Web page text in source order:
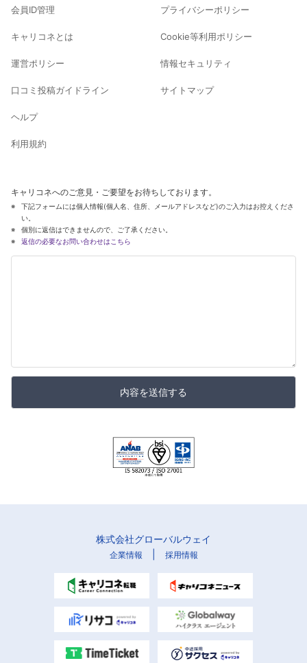
会員ID管理
キャリコネとは
運営ポリシー
口コミ投稿ガイドライン
ヘルプ
利用規約
プライバシーポリシー
Cookie等利用ポリシー
情報セキュリティ
サイトマップ
キャリコネへのご意見・ご要望をお待ちしております。
下記フォームには個人情報(個人名、住所、メールアドレスなど)のご入力はお控えくださ
い。
個別に返信はできませんので、ご了承ください。
返信の必要なお問い合わせはこちら
内容を送信する
株式会社グローバルウェイ
企業情報 採用情報